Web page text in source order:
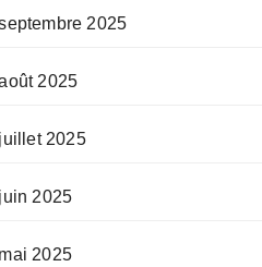
2025
2025
juillet 2025
juin 2025
mai 2025